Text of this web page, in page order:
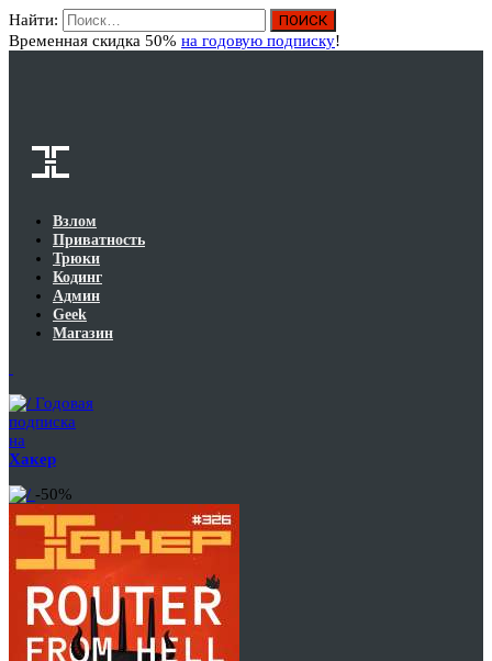
Найти:
Временная скидка 50% на годовую подписку!
Взлом
Приватность
Трюки
Кодинг
Админ
Geek
Магазин
Годовая
подписка
на
Хакер
-50%